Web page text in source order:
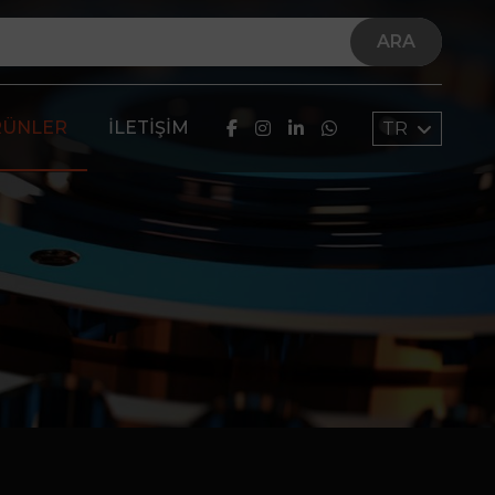
ARA
İLETIŞIM TR